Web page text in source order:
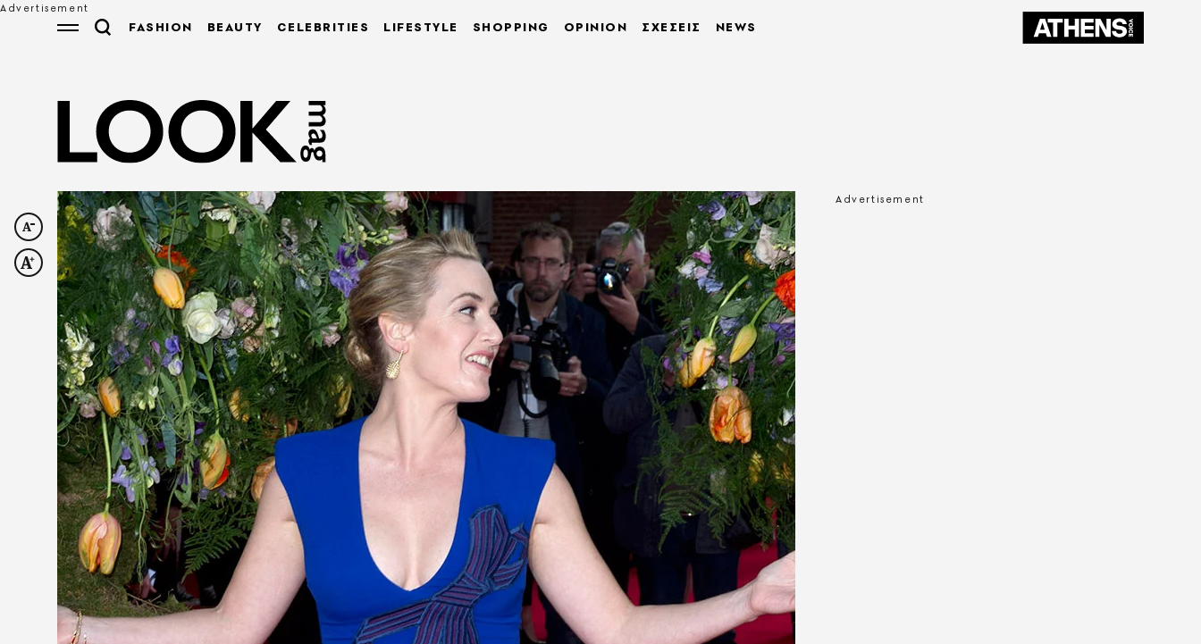
FASHION BEAUTY CELEBRITIES LIFESTYLE SHOPPING OPINION ΣΧΕΣΕΙΣ NEWS